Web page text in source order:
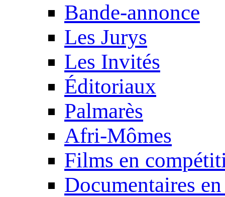
Bande-annonce
Les Jurys
Les Invités
Éditoriaux
Palmarès
Afri-Mômes
Films en
Documentaires